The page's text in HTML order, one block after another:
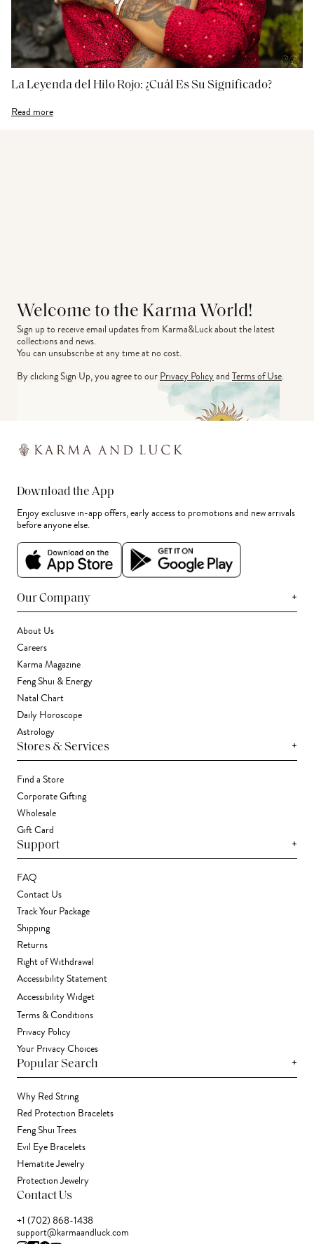
La Leyenda del Hilo Rojo: ¿Cuál Es Su Significado?
Read more
Welcome to the Karma World!
Sign up to receive email updates from Karma&Luck about the latest
collections and news.
You can unsubscribe at any time at no cost.
By clicking Sign Up, you agree to ourPrivacy PolicyandTerms of Use.
Download the App
Enjoy exclusive in-app offers, early access to promotions and new arrivals
before anyone else.
Our Company +
About Us
Careers
Karma Magazine
Feng Shui & Energy
Natal Chart
Daily Horoscope
Astrology
Stores & Services +
Find a Store
Corporate Gifting
Wholesale
Gift Card
Support +
FAQ
Contact Us
Track Your Package
Shipping
Returns
Right of Withdrawal
Accessibility Statement
Accessibility Widget
Terms & Conditions
Privacy Policy
Your Privacy Choices
Popular Search +
Why Red String
Red Protection Bracelets
Feng Shui Trees
Evil Eye Bracelets
Hematite Jewelry
Protection Jewelry
Contact Us
+1 (702) 868-1438
support@karmaandluck.com